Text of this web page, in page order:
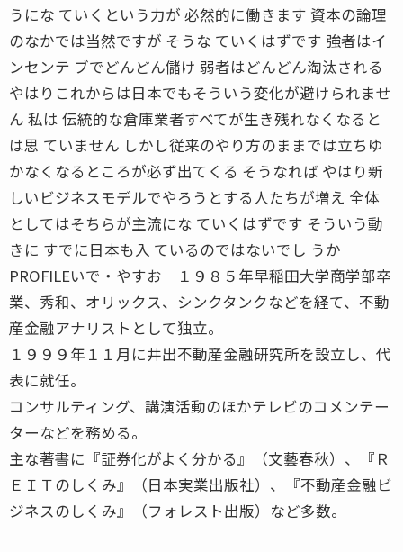
うにな ていくという力が 必然的に働きます 資本の論理
のなかでは当然ですが そうな ていくはずです 強者はイ
ンセンテ ブでどんどん儲け 弱者はどんどん淘汰される
やはりこれからは日本でもそういう変化が避けられませ
ん 私は 伝統的な倉庫業者すべてが生き残れなくなると
は思 ていません しかし従来のやり方のままでは立ちゆ
かなくなるところが必ず出てくる そうなれば やはり新
しいビジネスモデルでやろうとする人たちが増え 全体
としてはそちらが主流にな ていくはずです そういう動
きに すでに日本も入 ているのではないでし うか
PROFILEいで・やすお １９８５年早稲田大学商学部卒
業、秀和、オリックス、シンクタンクなどを経て、不動
産金融アナリストとして独立。
１９９９年１１月に井出不動産金融研究所を設立し、代
表に就任。
コンサルティング、講演活動のほかテレビのコメンテー
ターなどを務める。
主な著書に『証券化がよく分かる』（文藝春秋）、『Ｒ
ＥＩＴのしくみ』（日本実業出版社）、『不動産金融ビ
ジネスのしくみ』（フォレスト出版）など多数。